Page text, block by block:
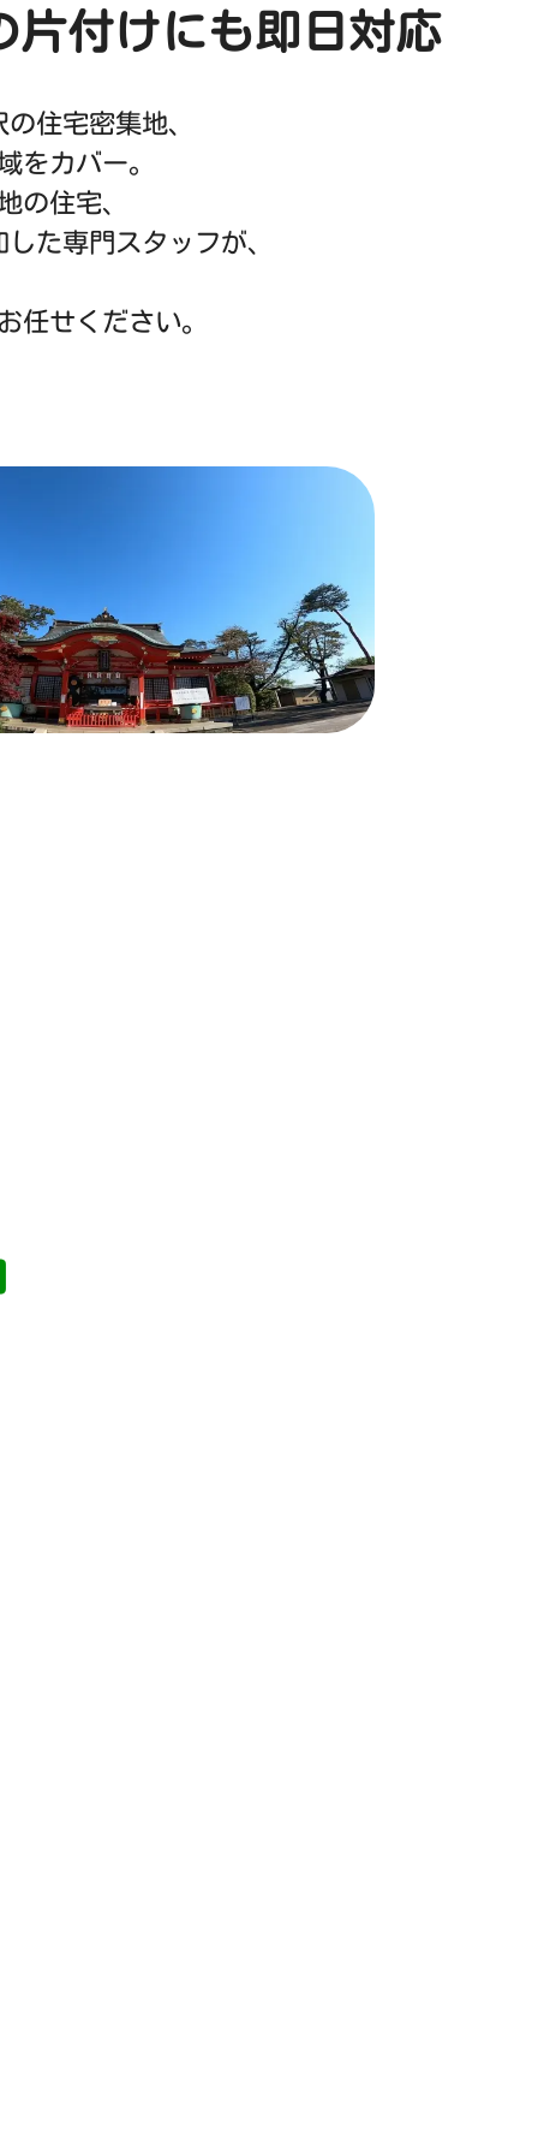
片付けにも即日対応
住宅密集地、
をカバー。
の住宅、
た専門スタッフが、
任せください。